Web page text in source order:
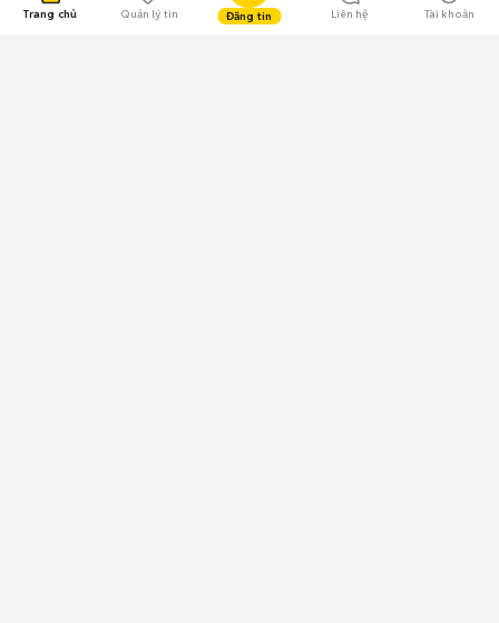
Trang chủ Quản lý tin Đăng tin Liên hệ Tài khoản